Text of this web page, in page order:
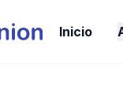
Inicio